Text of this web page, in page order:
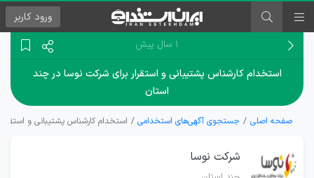
ورود کاربر
۱ سال پیش
استخدام کارشناس پشتیبانی و استقرار برای شرکت نوسا در چند
استان
صفحه اصلی جستجوی آگهی‌های استخدامی استخدام کارشناس پشتیبانی و
شرکت نوسا